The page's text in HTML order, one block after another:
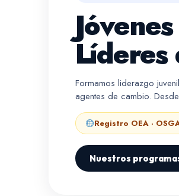
Líderes
Formamos liderazgo
agentes de cambio.
Registro OEA ·
Nuestros